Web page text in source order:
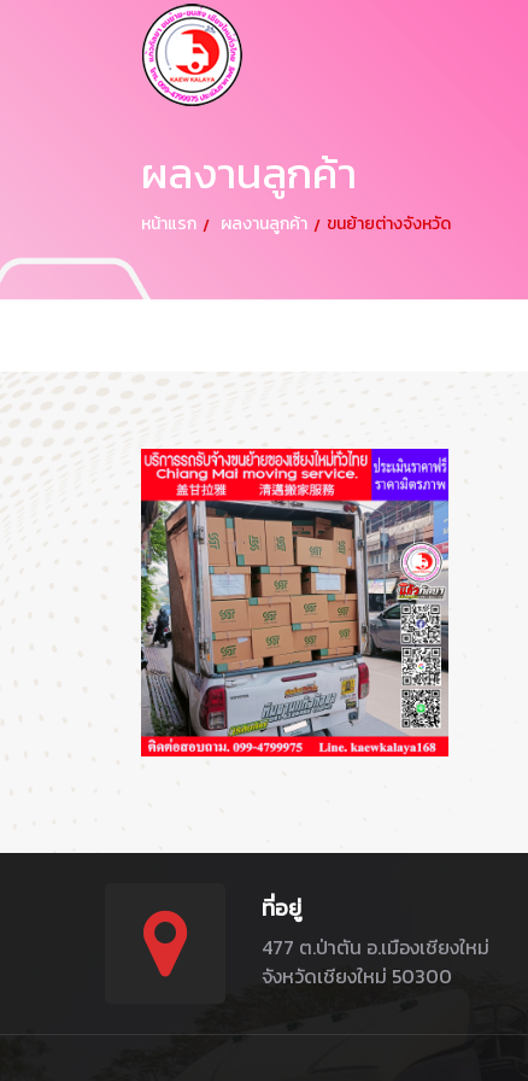
ผลงานลูกค้า
หน้าแรก ผลงานลูกค้า ขนย้ายต่างจังหวัด
ที่อยู่
477 ต.ป่าตัน อ.เมืองเชียงใหม่
จังหวัดเชียงใหม่ 50300